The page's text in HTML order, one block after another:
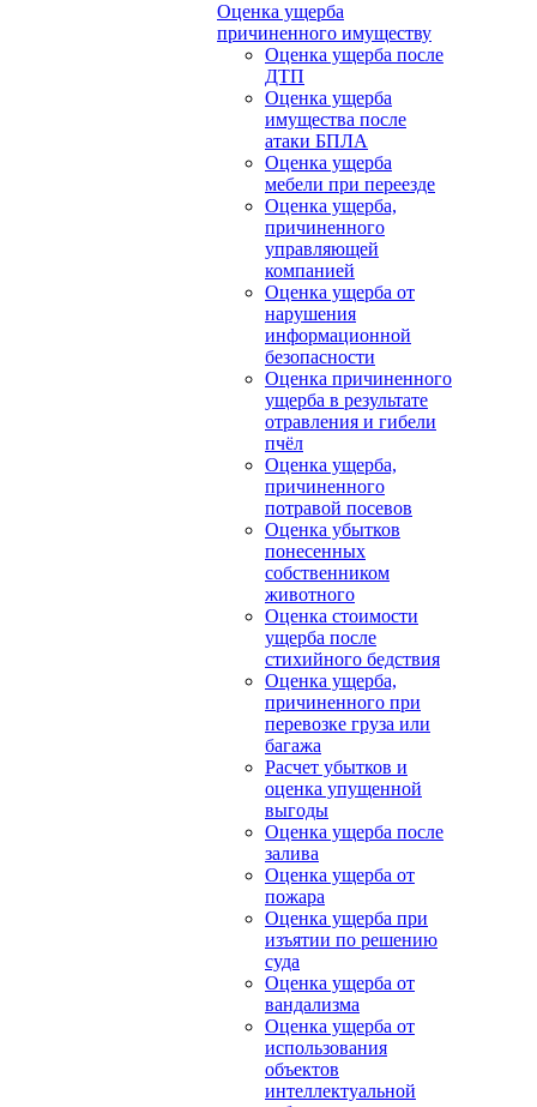
Оценка ущерба
причиненного имуществу
Оценка ущерба после
ДТП
Оценка ущерба
имущества после
атаки БПЛА
Оценка ущерба
мебели при переезде
Оценка ущерба,
причиненного
управляющей
компанией
Оценка ущерба от
нарушения
информационной
безопасности
Оценка причиненного
ущерба в результате
отравления и гибели
пчёл
Оценка ущерба,
причиненного
потравой посевов
Оценка убытков
понесенных
собственником
животного
Оценка стоимости
ущерба после
стихийного бедствия
Оценка ущерба,
причиненного при
перевозке груза или
багажа
Расчет убытков и
оценка упущенной
выгоды
Оценка ущерба после
залива
Оценка ущерба от
пожара
Оценка ущерба при
изъятии по решению
суда
Оценка ущерба от
вандализма
Оценка ущерба от
использования
объектов
интеллектуальной